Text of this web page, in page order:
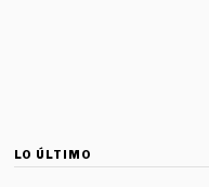
LO ÚLTIMO